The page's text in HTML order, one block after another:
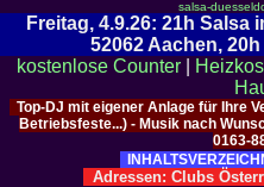
salsa-
Freitag, 4.9.26: 21h Salsa
52062 Aachen,
kostenlose Counter|
Top-DJ mit eigener Anlage für Ihre
Betriebsfeste...) - Musik nach
0163-
Adressen: Clubs